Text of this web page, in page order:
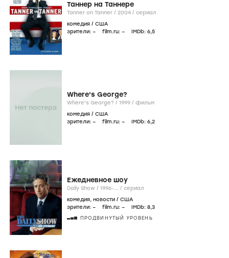
Таннер на Таннере
Tanner on Tanner / 2004 / сериал
комедия / США
зрители: – film.ru: – IMDb: 6,5
Where's George?
Where's George? / 1999 / фильм
комедия / США
зрители: – film.ru: – IMDb: 6,2
Ежедневное шоу
Daily Show / 1996-... / сериал
комедия, новости / США
зрители: – film.ru: – IMDb: 8,3
ПРОДВИНУТЫЙ УРОВЕНЬ